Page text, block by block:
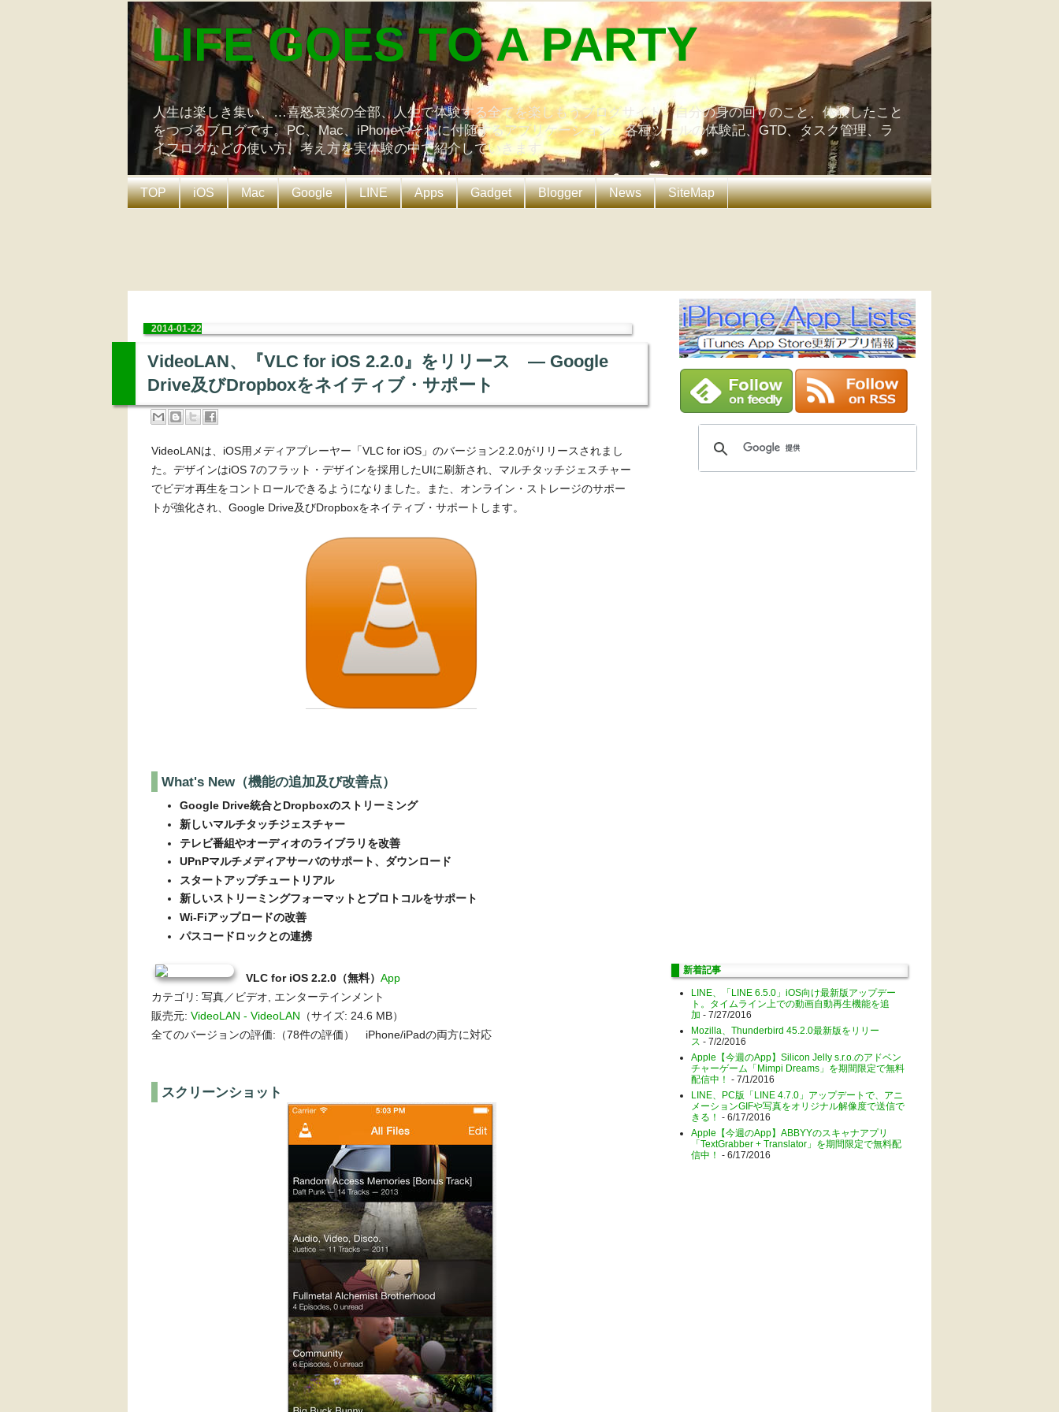
LIFE GOES TO A PARTY
人生は楽しき集い、…喜怒哀楽の全部、人生で体験する全てを楽しもうブログサイト。自分の身の回りのこと、体験したこと
をつづるブログです。PC、Mac、iPhoneやそれに付随するアプリケーション、各種ツールの体験記、GTD、タスク管理、ラ
イフログなどの使い方、考え方を実体験の中で紹介していきます。
TOP iOS Mac Google LINE Apps Gadget Blogger News SiteMap
2014-01-22
VideoLAN、『VLC for iOS 2.2.0』をリリース — Google
Drive及びDropboxをネイティブ・サポート
VideoLANは、iOS用メディアプレーヤー「VLC for iOS」のバージョン2.2.0がリリースされまし
た。デザインはiOS 7のフラット・デザインを採用したUIに刷新され、マルチタッチジェスチャー
でビデオ再生をコントロールできるようになりました。また、オンライン・ストレージのサポー
トが強化され、Google Drive及びDropboxをネイティブ・サポートします。
What's New（機能の追加及び改善点）
Google Drive統合とDropboxのストリーミング
新しいマルチタッチジェスチャー
テレビ番組やオーディオのライブラリを改善
UPnPマルチメディアサーバのサポート、ダウンロード
スタートアップチュートリアル
新しいストリーミングフォーマットとプロトコルをサポート
Wi-Fiアップロードの改善
パスコードロックとの連携
VLC for iOS 2.2.0（無料） App
カテゴリ: 写真／ビデオ, エンターテインメント
販売元: VideoLAN - VideoLAN （サイズ: 24.6 MB）
全てのバージョンの評価:（78件の評価） iPhone/iPadの両方に対応
スクリーンショット
新着記事
LINE、「LINE 6.5.0」iOS向け最新版アップデー
ト。タイムライン上での動画自動再生機能を追
加 - 7/27/2016
Mozilla、Thunderbird 45.2.0最新版をリリー
ス - 7/2/2016
Apple【今週のApp】Silicon Jelly s.r.o.のアドベン
チャーゲーム「Mimpi Dreams」を期間限定で無料
配信中！ - 7/1/2016
LINE、PC版「LINE 4.7.0」アップデートで、アニ
メーションGIFや写真をオリジナル解像度で送信で
きる！ - 6/17/2016
Apple【今週のApp】ABBYYのスキャナアプリ
「TextGrabber + Translator」を期間限定で無料配
信中！ - 6/17/2016